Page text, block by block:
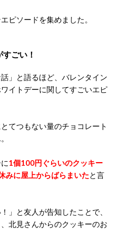
ピソードを集めました。
ごい！
」と語るほど、バレンタイン
イトデーに関してすごいエピ
てつもない量のチョコレート
1個100円ぐらいのクッキー
みに屋上からばらまいたと言
」と友人が告知したことで、
北見さんからのクッキーのお